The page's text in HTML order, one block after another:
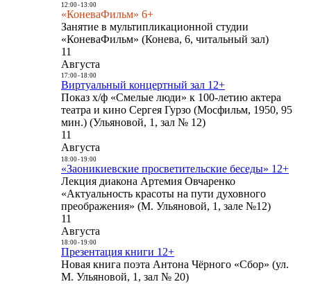
12:00- 13:00
«КоневаФильм» 6+
Занятие в мультипликационной студии
«КоневаФильм» (Конева, 6, читальный зал)
11
Августа
17:00- 18:00
Виртуальный концертный зал 12+
Показ х/ф «Смелые люди» к 100-летию актера
театра и кино Сергея Гурзо (Мосфильм, 1950, 95
мин.) (Ульяновой, 1, зал № 12)
11
Августа
18:00- 19:00
«Заоникиевские просветительские беседы» 12+
Лекция диакона Артемия Овчаренко
«Актуальность красоты на пути духовного
преображения» (М. Ульяновой, 1, зале №12)
11
Августа
18:00- 19:00
Презентация книги 12+
Новая книга поэта Антона Чёрного «Сбор» (ул.
М. Ульяновой, 1, зал № 20)